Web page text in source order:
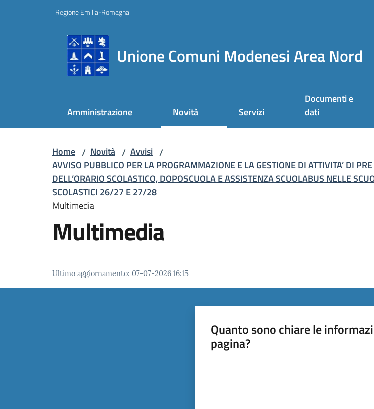
Vai al contenuto
Vai alla navigazioneRegione Emilia-Romagna
Unione Comuni Modenesi Area Nord
Amministrazione Novità Servizi
Documenti e
dati
Home / Novità / Avvisi /
AVVISO PUBBLICO PER LA PROGRAMMAZIONE E LA GESTIONE DI ATTIVITA’ DI
DELL’ORARIO SCOLASTICO, DOPOSCUOLA E ASSISTENZA SCUOLABUS NELLE
SCOLASTICI 26/27 E 27/28
Multimedia
Multimedia
Ultimo aggiornamento: 07-07-2026 16:15
Quanto sono chiare le
pagina?